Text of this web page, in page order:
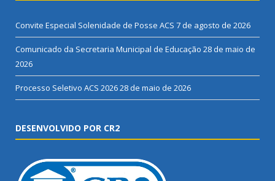
Convite Especial Solenidade de Posse ACS 7 de agosto de 2026
Comunicado da Secretaria Municipal de Educação 28 de maio de
2026
Processo Seletivo ACS 202628 de maio de 2026
DESENVOLVIDO POR CR2